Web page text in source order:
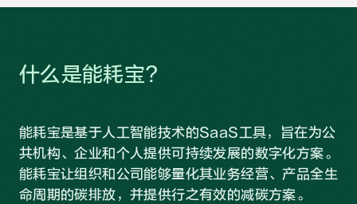
什么是能耗宝?
能耗宝是基于人工智能技术的SaaS工具，旨在为公
共机构、企业和个人提供可持续发展的数字化方案。
能耗宝让组织和公司能够量化其业务经营、产品全生
命周期的碳排放，并提供行之有效的减碳方案。